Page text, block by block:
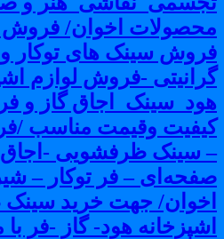
اخوان/ فروش
سینک های توکار و
-فروش لوازم
گاز و فر
وقیمت مناسب /
سینک ظرفشویی -اجاق
– فر توکار –
جهت خرید سینک
هود- گاز -فر با